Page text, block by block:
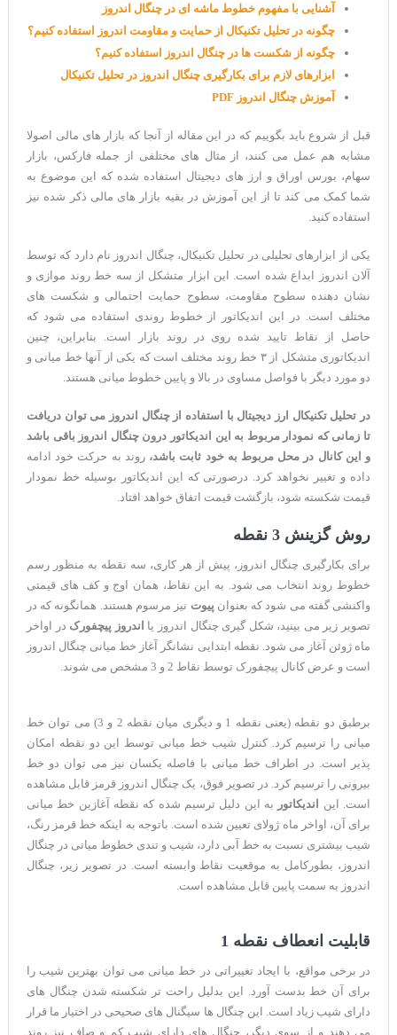
آشنایی با مفهوم خطوط ماشه ای در چنگال اندروز
چگونه در تحلیل تکنیکال از حمایت و مقاومت اندروز استفاده کنیم؟
چگونه از شکست ها در چنگال اندروز استفاده کنیم؟
ابزارهای لازم برای بکارگیری چنگال اندروز در تحلیل تکنیکال
آموزش چنگال اندروز PDF
قبل از شروع باید بگوییم که در این مقاله از آنجا که بازار های مالی اصولا
مشابه هم عمل می کنند، از مثال های مختلفی از جمله فارکس، بازار
سهام، بورس اوراق و ارز های دیجیتال استفاده شده که این موضوع به
شما کمک می کند تا از این آموزش در بقیه بازار های مالی ذکر شده نیز
استفاده کنید.
یکی از ابزارهای تحلیلی در تحلیل تکنیکال، چنگال اندروز نام دارد که توسط
آلان اندروز ابداع شده است. این ابزار متشکل از سه خط روند موازی و
نشان دهنده سطوح مقاومت، سطوح حمایت احتمالی و شکست های
مختلف است. در این اندیکاتور از خطوط روندی استفاده می شود که
حاصل از نقاط تایید شده روی در روند بازار است. بنابراین، چنین
اندیکاتوری متشکل از ۳ خط روند مختلف است که یکی از آنها خط میانی و
دو مورد دیگر با فواصل مساوی در بالا و پایین خطوط میانی هستند.
در تحلیل تکنیکال ارز دیجیتال با استفاده از چنگال اندروز می توان دریافت
تا زمانی که نمودار مربوط به این اندیکاتور درون چنگال اندروز باقی باشد
و این کانال در محل مربوط به خود ثابت باشد، روند به حرکت خود ادامه
داده و تغییر نخواهد کرد. درصورتی که این اندیکاتور بوسیله خط نمودار
قیمت شکسته شود، بازگشت قیمت اتفاق خواهد افتاد.
روش گزینش 3 نقطه
برای بکارگیری چنگال اندروز، پیش از هر کاری، سه نقطه به منظور رسم
خطوط روند انتخاب می شود. به این نقاط، همان اوج و کف های قیمتی
واکنشی گفته می شود که بعنوان پیوت نیز مرسوم هستند. همانگونه که در
تصویر زیر می بینید، شکل گیری چنگال اندروز یا اندروز پیچفورک در اواخر
ماه ژوئن آغاز می شود. نقطه ابتدایی نشانگر آغاز خط میانی چنگال اندروز
است و عرض کانال پیچفورک توسط نقاط 2 و 3 مشخص می شوند.
برطبق دو نقطه (یعنی نقطه 1 و دیگری میان نقطه 2 و 3) می توان خط
میانی را ترسیم کرد. کنترل شیب خط میانی توسط این دو نقطه امکان
پذیر است. در اطراف خط میانی با فاصله یکسان نیز می توان دو خط
بیرونی را ترسیم کرد. در تصویر فوق، یک چنگال اندروز قرمز قابل مشاهده
است. این اندیکاتور به این دلیل ترسیم شده که نقطه آغازین خط میانی
برای آن، اواخر ماه ژولای تعیین شده است. باتوجه به اینکه خط قرمز رنگ،
شیب بیشتری نسبت به خط آبی دارد، شیب و تندی خطوط میانی در چنگال
اندروز، بطورکامل به موقعیت نقاط وابسته است. در تصویر زیر، چنگال
اندروز به سمت پایین قابل مشاهده است.
قابلیت انعطاف نقطه 1
در برخی مواقع، با ایجاد تغییراتی در خط میانی می توان بهترین شیب را
برای آن خط بدست آورد. این بدلیل راحت تر شکسته شدن چنگال های
دارای شیب زیاد است. این چنگال ها سیگنال های صحیحی در اختیار ما قرار
می دهند و از سوی دیگر، چنگال های دارای شیب کم و صاف نیز روند